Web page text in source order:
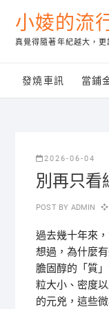
content
小婈的流
真覺得隨著年紀越大，
發燒車訊 當鋪
2026-06-04
別再只看
POST BY ADMIN
過去幾十年來
想過，為什麼
膽固醇的「質
粒大小、密度
的元兇，這些